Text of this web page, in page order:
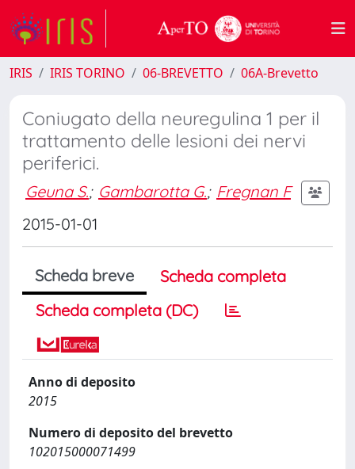
IRIS IRIS TORINO 06-BREVETTO 06A-Brevetto
Coniugato della neuregulina 1 per il
trattamento delle lesioni dei nervi
periferici.
Geuna S.; Gambarotta G.; Fregnan F
2015-01-01
Scheda breve
Scheda completa
Scheda completa (DC)
Anno di deposito
2015
Numero di deposito del brevetto
102015000071499